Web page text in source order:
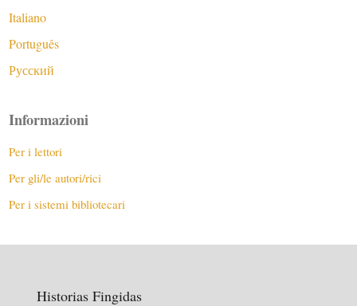
Italiano
Português
Русский
Informazioni
Per i lettori
Per gli/le autori/rici
Per i sistemi bibliotecari
Historias Fingidas